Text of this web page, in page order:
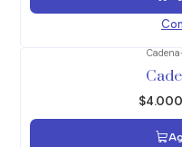
$4.000